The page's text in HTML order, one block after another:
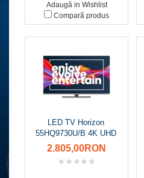
Adaugă in Wishlist
Compară produs
LED TV Horizon
55HQ9730U/B 4K UHD
2.805,00RON